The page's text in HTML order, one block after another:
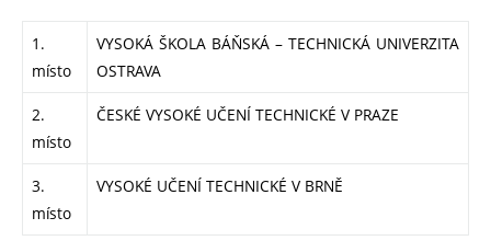
1.
místo
VYSOKÁ ŠKOLA BÁŇSKÁ – TECHNICKÁ UNIVERZITA
OSTRAVA
2.
místo
ČESKÉ VYSOKÉ UČENÍ TECHNICKÉ V PRAZE
3.
místo
VYSOKÉ UČENÍ TECHNICKÉ V BRNĚ